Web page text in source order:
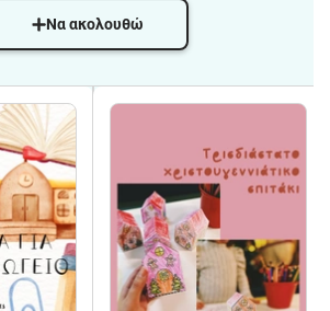
Να ακολουθώ